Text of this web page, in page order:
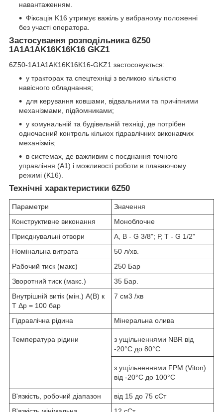
навантаженням.
Фіксація K16 утримує важіль у вибраному положенні
без участі оператора.
Застосування розподільника 6Z50
1A1A1AK16K16K16 GKZ1
6Z50-1A1A1AK16K16K16-GKZ1 застосовується:
у тракторах та спецтехніці з великою кількістю
навісного обладнання;
для керування ковшами, відвальними та причіпними
механізмами, підйомниками;
у комунальній та будівельній техніці, де потрібен
одночасний контроль кількох гідравлічних виконавчих
механізмів;
в системах, де важливим є поєднання точного
управління (A1) і можливості роботи в плаваючому
режимі (K16).
Технічні характеристики 6Z50
Параметри
Значення
Конструктивне виконання
Моноблочне
Приєднувальні отвори
А, В - G 3/8"; Р, Т - G 1/2"
Номінальна витрата
50 л/хв.
Рабочий тиск (макс)
250 Бар
Зворотний тиск (макс.)
35 Бар.
Внутрішній витік (мін.) A(B) к
T Δp = 100 бар
7 см3 /хв
Гідравлічна рідина Мінеральна олива
Температура рідини
з ущільненнями NBR від
-20°C до 80°C
з ущільненнями FPM (Viton)
від -20°C до 100°C
В'язкість, робочий діапазон
від 15 до 75 сСт